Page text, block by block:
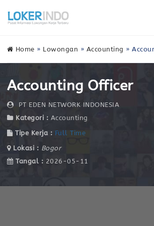
Home » Lowongan » Accounting »
Accounting Officer
PT EDEN NETWORK INDONESIA
Kategori : Accounting
Tipe Kerja : Full Time
Lokasi : Bogor
Tangal : 2026-05-11